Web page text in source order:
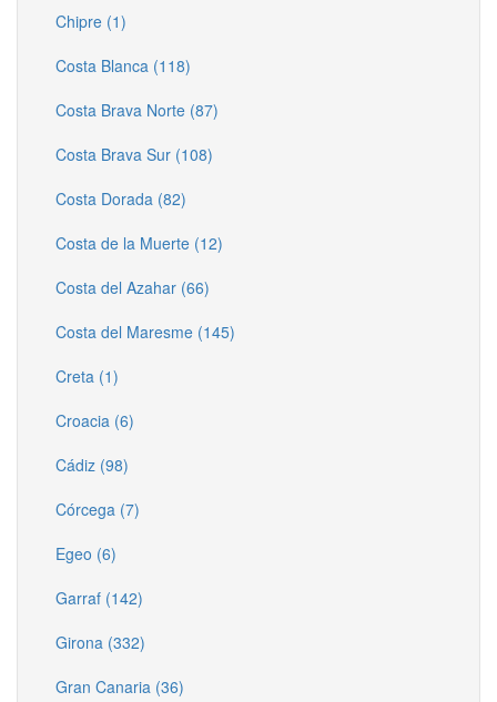
Chipre (1)
Costa Blanca (118)
Costa Brava Norte (87)
Costa Brava Sur (108)
Costa Dorada (82)
Costa de la Muerte (12)
Costa del Azahar (66)
Costa del Maresme (145)
Creta (1)
Croacia (6)
Cádiz (98)
Córcega (7)
Egeo (6)
Garraf (142)
Girona (332)
Gran Canaria (36)